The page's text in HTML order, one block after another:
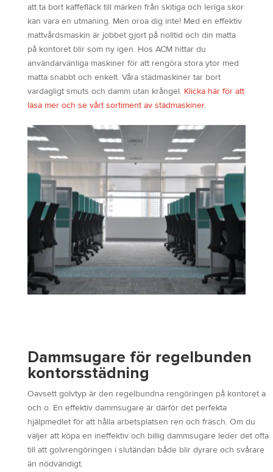
att ta bort kaffefläck till märken från skitiga och leriga skor
kan vara en utmaning. Men oroa dig inte! Med en effektiv
mattvårdsmaskin är jobbet gjort på nolltid och din matta
på kontoret blir som ny igen. Hos ACM hittar du
användarvänliga maskiner för att rengöra stora ytor med
matta snabbt och enkelt. Våra städmaskiner tar bort
vardagligt smuts och damm utan krångel. Klicka här för att
läsa mer och se vårt sortiment av städmaskiner.
Dammsugare för regelbunden
kontorsstädning
Oavsett golvtyp är den regelbundna rengöringen på kontoret a
och o. En effektiv dammsugare är därför det perfekta
hjälpmedlet för att hålla arbetsplatsen ren och fräsch. Om du
väljer att köpa en ineffektiv och billig dammsugare leder det ofta
till att golvrengöringen i slutändan både blir dyrare och svårare
än nödvändigt.